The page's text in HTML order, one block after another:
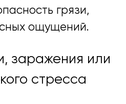
грязи,
ощущений.
заражения или
стресса